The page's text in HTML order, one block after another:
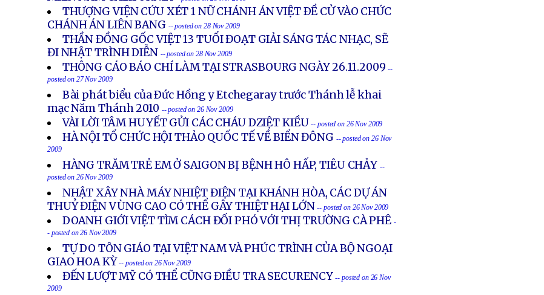
THƯỢNG VIỆN CỨU XÉT 1 NỮ CHÁNH ÁN VIỆT ÐỀ CỬ VÀO CHỨC
CHÁNH ÁN LIÊN BANG -- posted on 28 Nov 2009
THẦN ĐỒNG GỐC VIỆT 13 TUỔI ĐOẠT GIẢI SÁNG TÁC NHẠC, SẼ
ĐI NHẬT TRÌNH DIỄN -- posted on 28 Nov 2009
THÔNG CÁO BÁO CHÍ LÀM TẠI STRASBOURG NGÀY 26.11.2009 --
posted on 27 Nov 2009
Bài phát biểu của Ðức Hồng y Etchegaray trước Thánh lễ khai
mạc Năm Thánh 2010 -- posted on 26 Nov 2009
VÀI LỜI TÂM HUYẾT GỬI CÁC CHÁU DZIỆT KIỀU-- posted on 26 Nov 2009
HÀ NỘI TỔ CHỨC HỘI THẢO QUỐC TẾ VỀ BIỂN ĐÔNG -- posted on 26 Nov
2009
HÀNG TRĂM TRẺ EM Ở SAIGON BỊ BỆNH HÔ HẤP, TIÊU CHẢY --
posted on 26 Nov 2009
NHẬT XÂY NHÀ MÁY NHIỆT ĐIỆN TẠI KHÁNH HÒA, CÁC DỰ ÁN
THUỶ ĐIỆN VÙNG CAO CÓ THỂ GÂY THIỆT HẠI LỚN-- posted on 26 Nov 2009
DOANH GIỚI VIỆT TÌM CÁCH ĐỐI PHÓ VỚI THỊ TRƯỜNG CÀ PHÊ -
- posted on 26 Nov 2009
TỰ DO TÔN GIÁO TẠI VIỆT NAM VÀ PHÚC TRÌNH CỦA BỘ NGOẠI
GIAO HOA KỲ-- posted on 26 Nov 2009
ĐẾN LƯỢT MỸ CÓ THỂ CŨNG ĐIỀU TRA SECURENCY-- posted on 26 Nov
2009